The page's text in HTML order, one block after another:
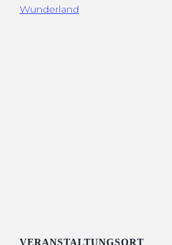
Wunderland
VERANSTALTUNGSORT